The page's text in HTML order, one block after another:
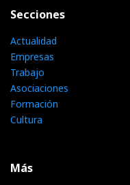
Secciones
Actualidad
Empresas
Trabajo
Asociaciones
Formación
Cultura
Más